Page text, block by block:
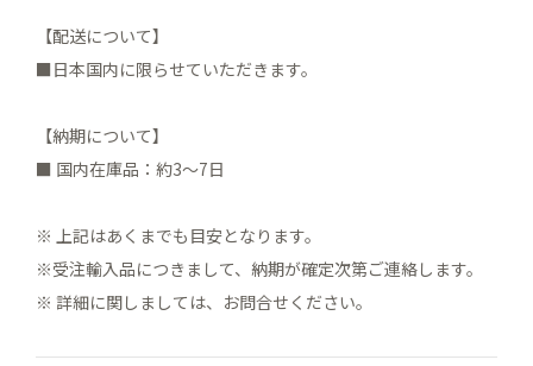
【配送について】
■日本国内に限らせていただきます。
【納期について】
■ 国内在庫品：約3～7日
※ 上記はあくまでも目安となります。
※受注輸入品につきまして、納期が確定次第ご連絡します。
※ 詳細に関しましては、お問合せください。